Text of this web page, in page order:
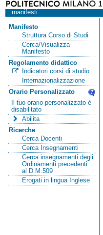
manifesti
Manifesto
Struttura Corso di Studi
Cerca/Visualizza
Manifesto
Regolamento didattico
Indicatori corsi di studio
Internazionalizzazione
Orario Personalizzato
Il tuo orario personalizzato è
disabilitato
Abilita
Ricerche
Cerca Docenti
Cerca Insegnamenti
Cerca insegnamenti degli
Ordinamenti precedenti
al D.M.509
Erogati in lingua Inglese